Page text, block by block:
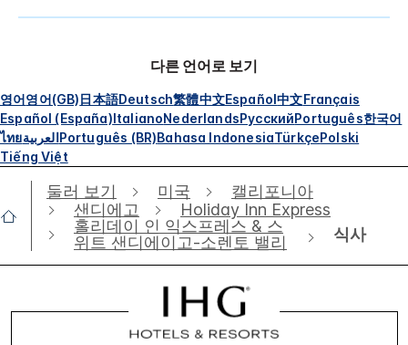
다른 언어로 보기
영어영어(GB)日本語Deutsch繁體中文Español中文Français
Español (España)ItalianoNederlandsРусскийPortuguês한국어
ไทยالعربيةPortuguês (BR)Bahasa IndonesiaTürkçePolski
Tiếng Việt
둘러 보기 미국
캘리포니아
샌디에고
Holiday Inn Express
홀리데이 인 익스프레스 & 스
위트 샌디에이고-소렌토 밸리
식사